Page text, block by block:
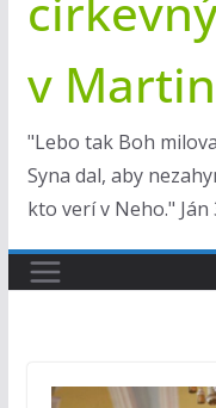
v
"Lebo tak Boh
Syna dal, aby
kto verí v Neho." Ján